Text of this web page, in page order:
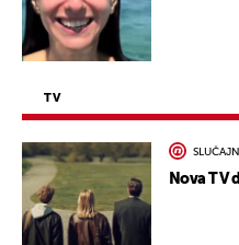
TV
Nova TV